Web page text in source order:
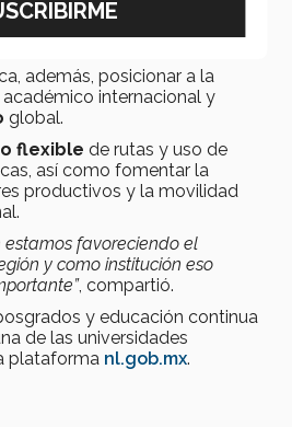
global
además, posicionar a la
internacional y
global.
flexible de rutas y uso de
así como fomentar la
productivos y la movilidad
estamos favoreciendo el
y como institución eso
, compartió.
y educación continua
de las universidades
plataforma nl.gob.mx.